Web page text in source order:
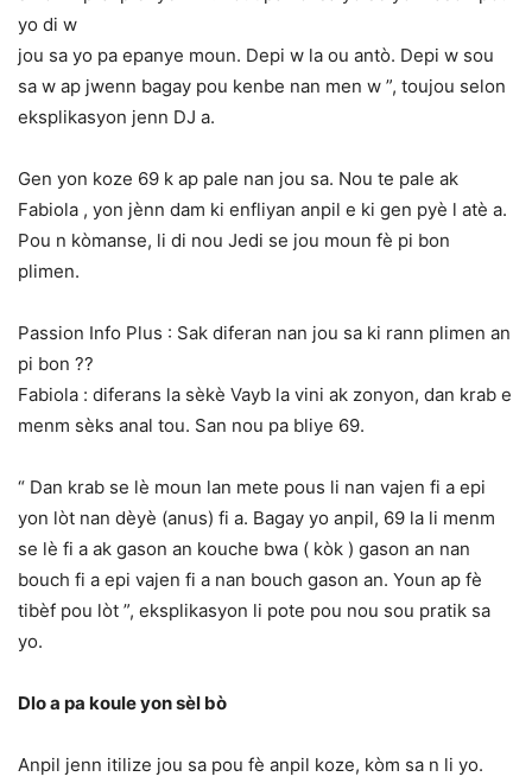
yo di w
jou sa yo pa epanye moun. Depi w la ou antò. Depi w sou
sa w ap jwenn bagay pou kenbe nan men w ”, toujou selon
eksplikasyon jenn DJ a.
Gen yon koze 69 k ap pale nan jou sa. Nou te pale ak
Fabiola , yon jènn dam ki enfliyan anpil e ki gen pyè l atè a.
Pou n kòmanse, li di nou Jedi se jou moun fè pi bon
plimen.
Passion Info Plus : Sak diferan nan jou sa ki rann plimen an
pi bon ??
Fabiola : diferans la sèkè Vayb la vini ak zonyon, dan krab e
menm sèks anal tou. San nou pa bliye 69.
“ Dan krab se lè moun lan mete pous li nan vajen fi a epi
yon lòt nan dèyè (anus) fi a. Bagay yo anpil, 69 la li menm
se lè fi a ak gason an kouche bwa ( kòk ) gason an nan
bouch fi a epi vajen fi a nan bouch gason an. Youn ap fè
tibèf pou lòt ”, eksplikasyon li pote pou nou sou pratik sa
yo.
Dlo a pa koule yon sèl bò
Anpil jenn itilize jou sa pou fè anpil koze, kòm sa n li yo.